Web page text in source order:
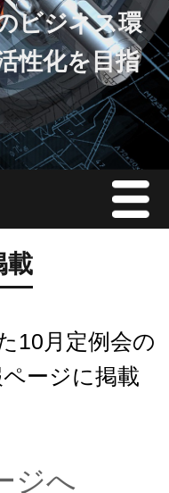
ビジネス環
性化を目指
Menu
載
10月定例会の
ージに掲載
ジへ